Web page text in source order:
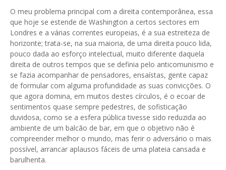
O meu problema principal com a direita contemporânea, essa
que hoje se estende de Washington a certos sectores em
Londres e a várias correntes europeias, é a sua estreiteza de
horizonte; trata-se, na sua maioria, de uma direita pouco lida,
pouco dada ao esforço intelectual, muito diferente daquela
direita de outros tempos que se definia pelo anticomunismo e
se fazia acompanhar de pensadores, ensaístas, gente capaz
de formular com alguma profundidade as suas convicções. O
que agora domina, em muitos destes círculos, é o ecoar de
sentimentos quase sempre pedestres, de sofisticação
duvidosa, como se a esfera pública tivesse sido reduzida ao
ambiente de um balcão de bar, em que o objetivo não é
compreender melhor o mundo, mas ferir o adversário o mais
possível, arrancar aplausos fáceis de uma plateia cansada e
barulhenta.